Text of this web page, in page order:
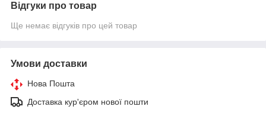
Відгуки про товар
Ще немає відгуків про цей товар
Умови доставки
Нова Пошта
Доставка кур'єром нової пошти